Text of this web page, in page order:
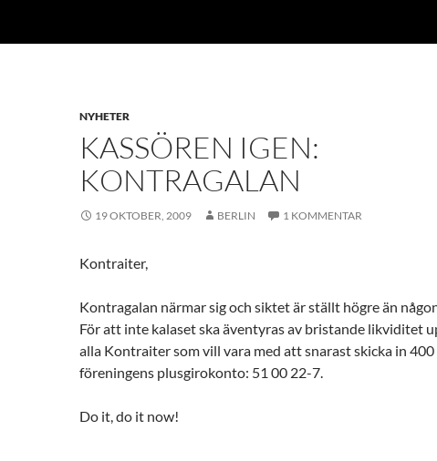
NYHETER
KASSÖREN IGEN:
KONTRAGALAN
19 OKTOBER, 2009 BERLIN 1 KOMMENTAR
Kontraiter,
Kontragalan närmar sig och siktet är ställt högre än
För att inte kalaset ska äventyras av bristande likviditet
alla Kontraiter som vill vara med att snarast skicka in
föreningens plusgirokonto: 51 00 22-7.
Do it, do it now!